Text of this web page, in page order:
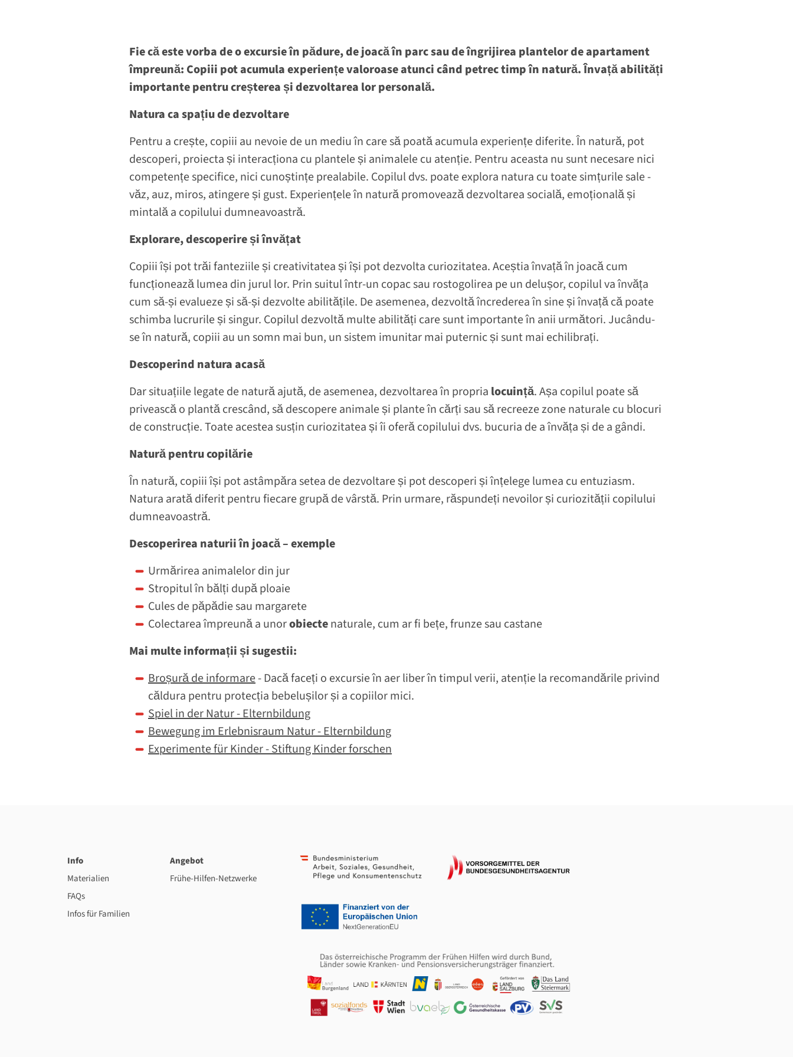
Fie că este vorba de o excursie în pădure, de joacă în parc sau de îngrijirea plantelor de apartament
împreună: Copiii pot acumula experiențe valoroase atunci când petrec timp în natură. Învață abilități
importante pentru creșterea și dezvoltarea lor personală.
Natura ca spațiu de dezvoltare
Pentru a crește, copiii au nevoie de un mediu în care să poată acumula experiențe diferite. În natură, pot
descoperi, proiecta și interacționa cu plantele și animalele cu atenție. Pentru aceasta nu sunt necesare nici
competențe specifice, nici cunoștințe prealabile. Copilul dvs. poate explora natura cu toate simțurile sale -
văz, auz, miros, atingere și gust. Experiențele în natură promovează dezvoltarea socială, emoțională și
mintală a copilului dumneavoastră.
Explorare, descoperire și învățat
Copiii își pot trăi fanteziile și creativitatea și își pot dezvolta curiozitatea. Aceștia învață în joacă cum
funcționează lumea din jurul lor. Prin suitul într-un copac sau rostogolirea pe un delușor, copilul va învăța
cum să-și evalueze și să-și dezvolte abilitățile. De asemenea, dezvoltă încrederea în sine și învață că poate
schimba lucrurile și singur. Copilul dezvoltă multe abilități care sunt importante în anii următori. Jucându-
se în natură, copiii au un somn mai bun, un sistem imunitar mai puternic și sunt mai echilibrați.
Descoperind natura acasă
Dar situațiile legate de natură ajută, de asemenea, dezvoltarea în propria locuință. Așa copilul poate să
privească o plantă crescând, să descopere animale și plante în cărți sau să recreeze zone naturale cu blocuri
de construcție. Toate acestea susțin curiozitatea și îi oferă copilului dvs. bucuria de a învăța și de a gândi.
Natură pentru copilărie
În natură, copiii își pot astâmpăra setea de dezvoltare și pot descoperi și înțelege lumea cu entuziasm.
Natura arată diferit pentru fiecare grupă de vârstă. Prin urmare, răspundeți nevoilor și curiozității copilului
dumneavoastră.
Descoperirea naturii în joacă – exemple
Urmărirea animalelor din jur
Stropitul în bălți după ploaie
Cules de păpădie sau margarete
Colectarea împreună a unorobiectenaturale, cum ar fi bețe, frunze sau castane
Mai multe informații și sugestii:
Broșură de informare- Dacă faceți o excursie în aer liber în timpul verii, atenție la recomandările privind
căldura pentru protecția bebelușilor și a copiilor mici.
Spiel in der Natur - Elternbildung
Bewegung im Erlebnisraum Natur - Elternbildung
Experimente für Kinder - Stiftung Kinder forschen
Info
Materialien
FAQs
Infos für Familien
Angebot
Frühe-Hilfen-Netzwerke